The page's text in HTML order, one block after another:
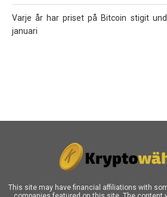
Varje år har priset på Bitcoin stigit
januari
This site may have financial affiliations with